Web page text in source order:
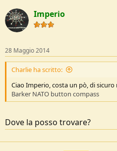
Imperio
28 Maggio 2014
Charlie ha scritto:
Ciao Imperio, costa un pò, di sicuro
Barker NATO button compass
Dove la posso trovare?